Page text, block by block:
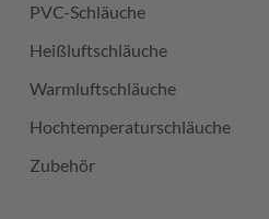
PVC-Schläuche
Heißluftschläuche
Warmluftschläuche
Hochtemperaturschläuche
Zubehör